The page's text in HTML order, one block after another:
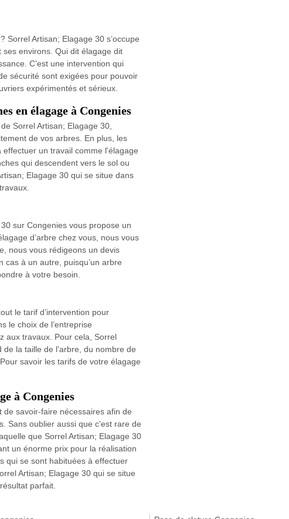
Sorrel Artisan; Elagage 30 s’occupe
environs. Qui dit élagage dit
C’est une intervention qui
sécurité sont exigées pour pouvoir
expérimentés et sérieux.
en élagage à Congenies
Sorrel Artisan; Elagage 30,
de vos arbres. En plus, les
un travail comme l'élagage
qui descendent vers le sol ou
Elagage 30 qui se situe dans
sur Congenies vous propose un
d’arbre chez vous, nous vous
nous vous rédigeons un devis
cas à un autre, puisqu’un arbre
à votre besoin.
le tarif d’intervention pour
le choix de l’entreprise
aux travaux. Pour cela, Sorrel
la taille de l'arbre, du nombre de
savoir les tarifs de votre élagage
à Congenies
savoir-faire nécessaires afin de
Sans oublier aussi que c'est rare de
que Sorrel Artisan; Elagage 30
un énorme prix pour la réalisation
qui se sont habituées à effectuer
Artisan; Elagage 30 qui se situe
parfait.